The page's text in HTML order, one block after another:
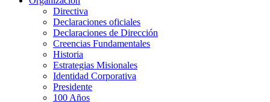
Directiva
Declaraciones oficiales
Declaraciones de Dirección
Creencias Fundamentales
Historia
Estrategias Misionales
Identidad Corporativa
Presidente
100 Años